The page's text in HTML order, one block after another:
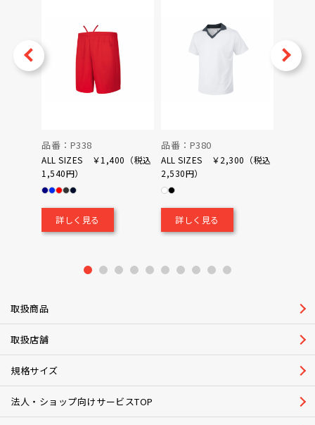
品番：P338
ALL SIZES ￥1,400（税込
1,540円）
詳しく見る
品番：P380
ALL SIZES ￥2,300（税込
2,530円）
詳しく見る
3 4 5 6 7 8 9 10
Next
取扱商品
取扱店舗
規格サイズ
法人・ショップ向けサービスTOP